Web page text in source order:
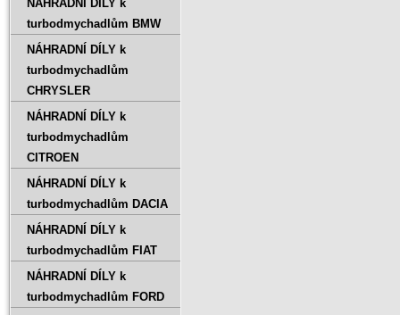
NÁHRADNÍ DÍLY k
turbodmychadlům BMW
NÁHRADNÍ DÍLY k
turbodmychadlům
CHRYSLER
NÁHRADNÍ DÍLY k
turbodmychadlům
CITROEN
NÁHRADNÍ DÍLY k
turbodmychadlům DACIA
NÁHRADNÍ DÍLY k
turbodmychadlům FIAT
NÁHRADNÍ DÍLY k
turbodmychadlům FORD